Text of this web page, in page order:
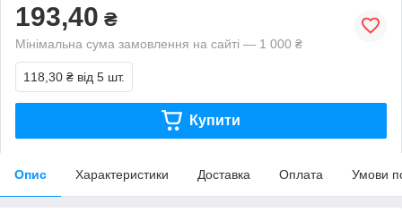
193,40 ₴
Мінімальна сума замовлення на сайті — 1 000 ₴
118,30 ₴ від 5 шт.
Купити
Опис Характеристики Доставка Оплата Умови